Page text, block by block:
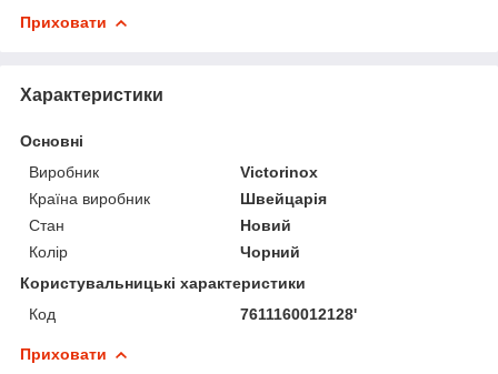
Приховати
Характеристики
Основні
Виробник
Victorinox
Країна виробник
Швейцарія
Стан
Новий
Колір
Чорний
Користувальницькі характеристики
Код
7611160012128'
Приховати